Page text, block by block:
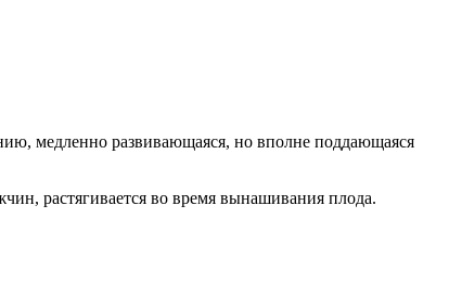
медленно развивающаяся, но вполне поддающаяся
растягивается во время вынашивания плода.